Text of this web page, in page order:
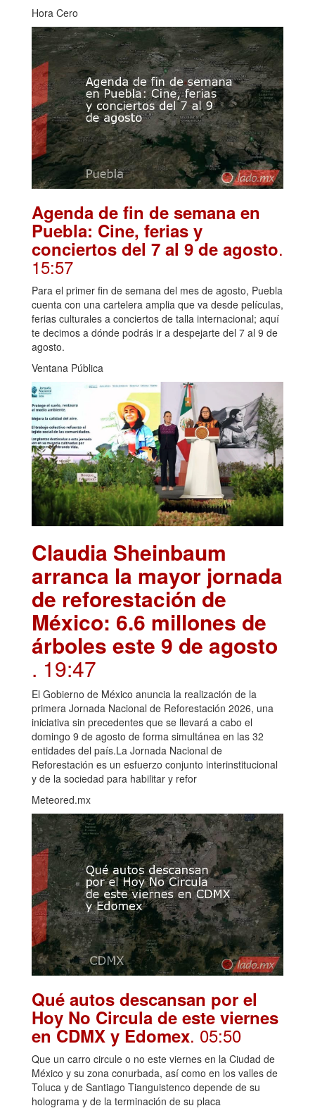
Hora Cero
Agenda de fin de semana en
Puebla: Cine, ferias y
conciertos del 7 al 9 de agosto.
15:57
Para el primer fin de semana del mes de agosto, Puebla
cuenta con una cartelera amplia que va desde películas,
ferias culturales a conciertos de talla internacional; aquí
te decimos a dónde podrás ir a despejarte del 7 al 9 de
agosto.
Ventana Pública
Claudia Sheinbaum
arranca la mayor jornada
de reforestación de
México: 6.6 millones de
árboles este 9 de agosto
. 19:47
El Gobierno de México anuncia la realización de la
primera Jornada Nacional de Reforestación 2026, una
iniciativa sin precedentes que se llevará a cabo el
domingo 9 de agosto de forma simultánea en las 32
entidades del país.La Jornada Nacional de
Reforestación es un esfuerzo conjunto interinstitucional
y de la sociedad para habilitar y refor
Meteored.mx
Qué autos descansan por el
Hoy No Circula de este viernes
en CDMX y Edomex. 05:50
Que un carro circule o no este viernes en la Ciudad de
México y su zona conurbada, así como en los valles de
Toluca y de Santiago Tianguistenco depende de su
holograma y de la terminación de su placa